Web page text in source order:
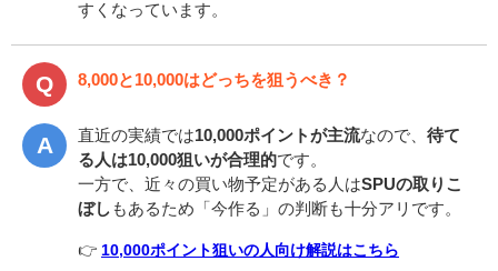
すくなっています。
8,000と10,000はどっちを狙うべき？
直近の実績では10,000ポイントが主流なので、 待て
る人は10,000狙いが合理的です。
一方で、近々の買い物予定がある人はSPUの取りこ
ぼし もあるため「今作る」の判断も十分アリです。
👉 10,000ポイント狙いの人向け解説はこちら